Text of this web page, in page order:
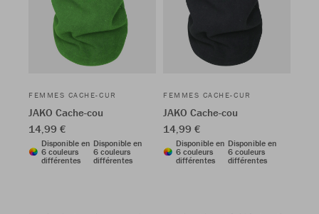
FEMMES CACHE-CUR
JAKO Cache-cou
14,99 €
Disponible en
6 couleurs
différentes
Disponible en
6 couleurs
différentes
FEMMES CACHE-CUR
JAKO Cache-cou
14,99 €
Disponible en
6 couleurs
différentes
Disponible en
6 couleurs
différentes